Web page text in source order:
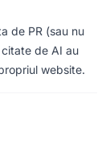
de PR (sau nu
de AI au
website.